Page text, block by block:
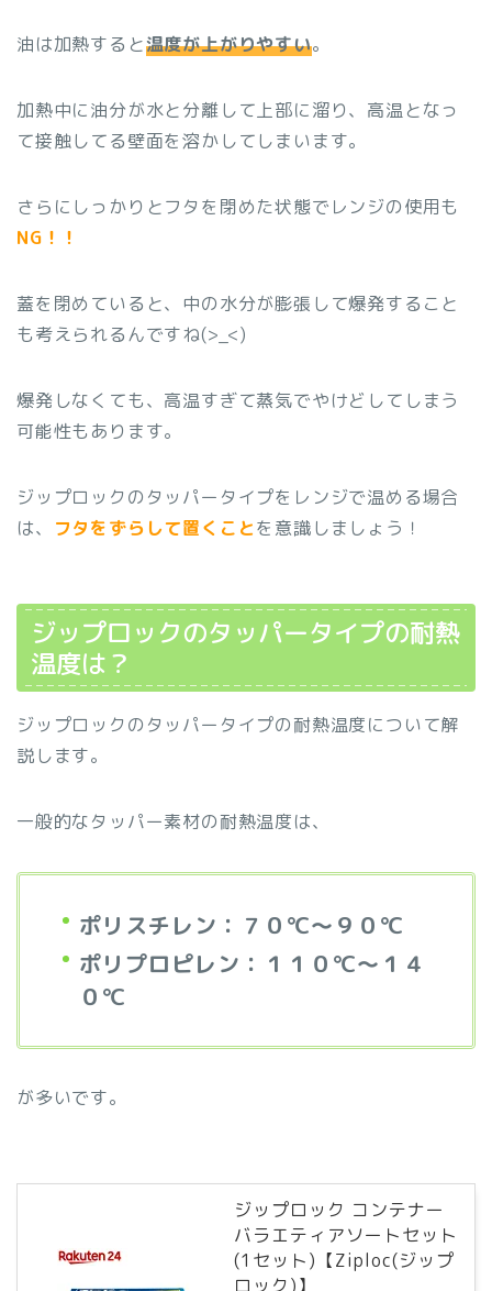
油は加熱すると温度が上がりやすい。
加熱中に油分が水と分離して上部に溜り、高温となっ
て接触してる壁面を溶かしてしまいます。
さらにしっかりとフタを閉めた状態でレンジの使用も
NG！！
蓋を閉めていると、中の水分が膨張して爆発すること
も考えられるんですね(>_<)
爆発しなくても、高温すぎて蒸気でやけどしてしまう
可能性もあります。
ジップロックのタッパータイプをレンジで温める場合
は、
フタをずらして置くことを意識しましょう！
ジップロックのタッパータイプの耐熱
温度は？
ジップロックのタッパータイプの耐熱温度について解
説します。
一般的なタッパー素材の耐熱温度は、
ポリスチレン：７０℃～９０℃
ポリプロピレン：１１０℃～１４
０℃
が多いです。
ジップロック コンテナー
バラエティアソートセット
(1セット)【Ziploc(ジップ
ロック)】